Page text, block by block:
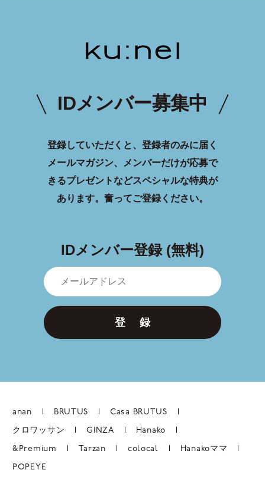
IDメンバー募集中
登録していただくと、登録者のみに届く
メールマガジン、メンバーだけが応募で
きるプレゼントなどスペシャルな特典が
あります。 奮ってご登録ください。
IDメンバー登録 (無料)
登 録
anan BRUTUS Casa BRUTUS
クロワッサン GINZA Hanako
&Premium Tarzan colocal Hanakoママ
POPEYE